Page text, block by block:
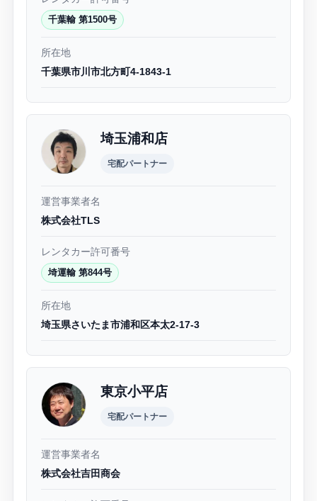
千葉輸 第1500号
所在地
千葉県市川市北方町4-1843-1
埼玉浦和店
宅配パートナー
運営事業者名
株式会社TLS
レンタカー許可番号
埼運輸 第844号
所在地
埼玉県さいたま市浦和区本太2-17-3
東京小平店
宅配パートナー
運営事業者名
株式会社吉田商会